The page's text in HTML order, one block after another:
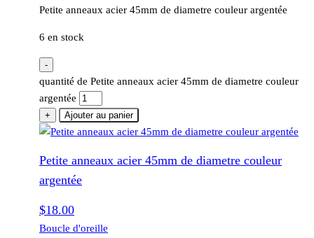
Petite anneaux acier 45mm de diametre couleur argentée
6 en stock
-
quantité de Petite anneaux acier 45mm de diametre couleur
argentée
+ Ajouter au panier
Petite anneaux acier 45mm de diametre couleur
argentée
$18.00
Boucle d'oreille